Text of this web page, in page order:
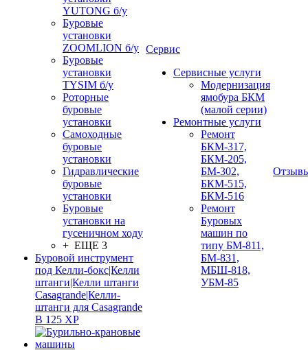
YUTONG б/у
Буровые
установки
ZOOMLION б/у
Буровые
установки
TYSIM б/у
Роторные
буровые
установки
Самоходные
буровые
установки
Гидравлические
буровые
установки
Буровые
установки на
гусеничном ходу
+ ЕЩЕ 3
Буровой инструмент
под Келли-бокс|Келли
штанги|Келли штанги
Casagrande|Келли-
штанги для Casagrande
B 125 XP
Сервис
Сервисные услуги
Модернизация
ямобура БКМ
(малой серии)
Ремонтные услуги
Ремонт
БКМ-317,
БКМ-205,
БМ-302,
БКМ-515,
БКМ-516
Ремонт
Буровых
машин по
типу БМ-811,
БМ-831,
МБШ-818,
УБМ-85